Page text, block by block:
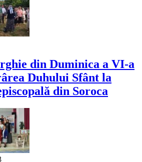
din Duminica a VI-a
Duhului Sfânt la
din Soroca